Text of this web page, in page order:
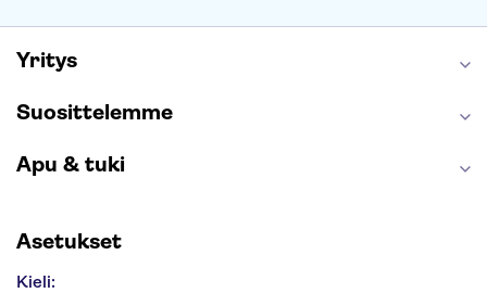
Yritys
Suosittelemme
Apu & tuki
Asetukset
Kieli: